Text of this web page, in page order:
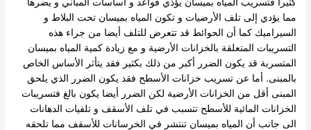
مما يؤدي إلى تلف الأرضيات و تكون المياه بميسان تحت البلاط و
السيراميك كما أن الحوائط قد تتعرض للتلف أيضا من جراء هذه
التسريبات المتعلقة بالخزانات الأرضية و مع زيادة كمية المياه بميسان
المتسربة قد يكون الضرر أكبر من ذلك بكثير فقد يتأثر الأساس الخاص
بالمبنى. أما عن تسريب خزانات الأسطح فقد يكون الضرر الذي يلحق
المبنى أقل من الخزانات الأرضية لكن الضرر أيضا يكون بالغ فتسريبات
الخزانات المائية للأسطح تتسبب في تلف الأسقف و تلفيات الدهانات
الى جانب أن المياه بميسان تنتشر في الخرسانات للأسقف مما تلحقه